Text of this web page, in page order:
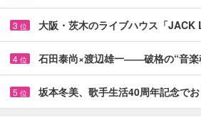
3 位 大阪・茨木のライブハウス「
4 位 石田泰尚×渡辺雄一――破格の“音
5 位 坂本冬美、歌手生活40周年記念で